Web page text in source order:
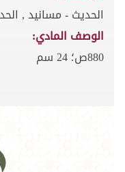
الحديث - مسانيد ,
الوصف المادي:
880ص؛ 24 سم